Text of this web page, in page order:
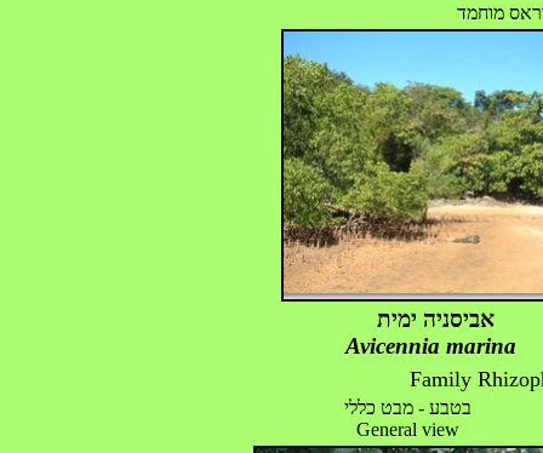
מוחמד
אביסניה ימית
Avicennia marina
Family
בטבע - מבט כללי
General view